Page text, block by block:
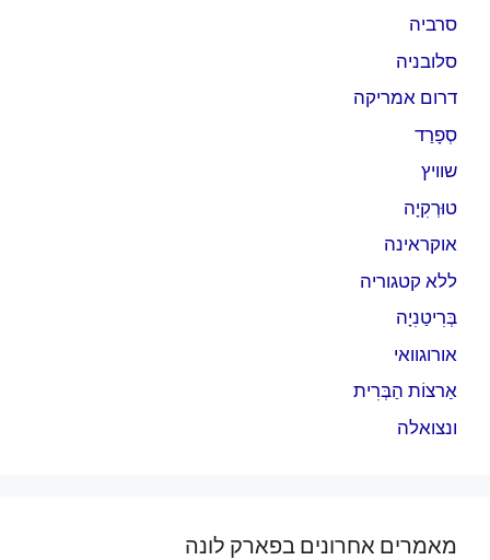
סרביה
סלובניה
דרום אמריקה
סְפָרַד
שוויץ
טוּרְקִיָה
אוקראינה
ללא קטגוריה
בְּרִיטַנִיָה
אורוגוואי
אַרצוֹת הַבְּרִית
ונצואלה
מאמרים אחרונים בפארק לונה